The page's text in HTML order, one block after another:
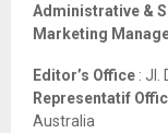
Administrative &
Marketing
Editor’s Office : Jl.
Representatif
Australia